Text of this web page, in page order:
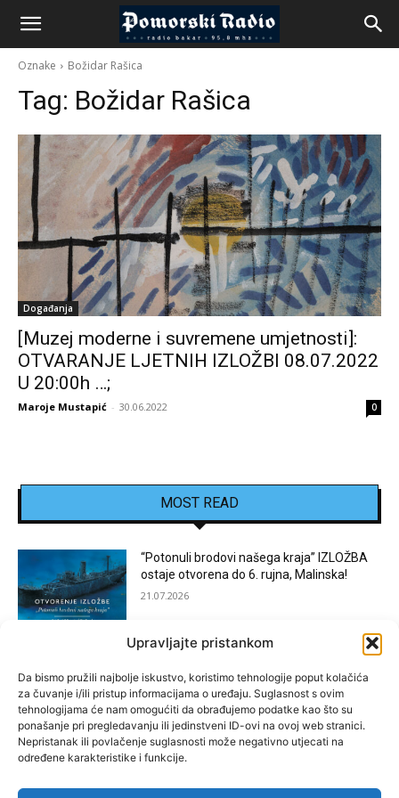
Upravljajte pristankom
Da bismo pružili najbolje iskustvo, koristimo tehnologije poput kolačića
za čuvanje i/ili pristup informacijama o uređaju. Suglasnost s ovim
tehnologijama će nam omogućiti da obrađujemo podatke kao što su
ponašanje pri pregledavanju ili jedinstveni ID-ovi na ovoj web stranici.
Nepristanak ili povlačenje suglasnosti može negativno utjecati na
određene karakteristike i funkcije.
Oznake Božidar Rašica
Tag: Božidar Rašica
Događanja
[Muzej moderne i suvremene umjetnosti]:
OTVARANJE LJETNIH IZLOŽBI 08.07.2022
U 20:00h …;
Maroje Mustapić - 30.06.2022 0
MOST READ
“Potonuli brodovi našega kraja” IZLOŽBA
ostaje otvorena do 6. rujna, Malinska!
21.07.2026
KOSTRENI”
15.07.2026
[BAKAR]: MARGARETINO LETO 2026!